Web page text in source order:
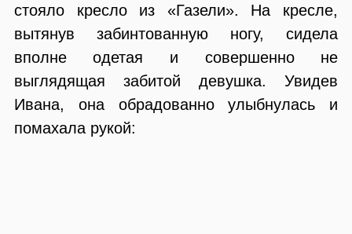
стояло кресло из «Газели». На кресле,
вытянув забинтованную ногу, сидела
вполне одетая и совершенно не
выглядящая забитой девушка. Увидев
Ивана, она обрадованно улыбнулась и
помахала рукой: